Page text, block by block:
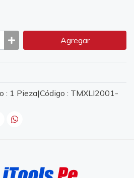
Agregar
: 1 Pieza|Código : TMXLI2001-